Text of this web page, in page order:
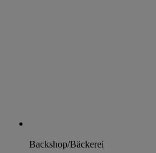
Backshop/Bäckerei